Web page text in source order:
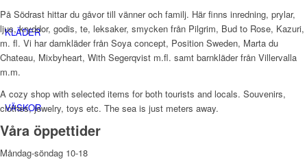
KLÄDER
VÄSKOR
På Södrast hittar du gåvor till vänner och familj. Här finns inredning, prylar,
ljus, kryddor, godis, te, leksaker, smycken från Pilgrim, Bud to Rose, Kazuri,
m. fl. Vi har damkläder från Soya concept, Position Sweden, Marta du
Chateau, Mixbyheart, With Segerqvist m.fl. samt barnkläder från Villervalla
m.m.
A cozy shop with selected items for both tourists and locals. Souvenirs,
clothes, jewelry, toys etc. The sea is just meters away.
Våra öppettider
Måndag-söndag 10-18